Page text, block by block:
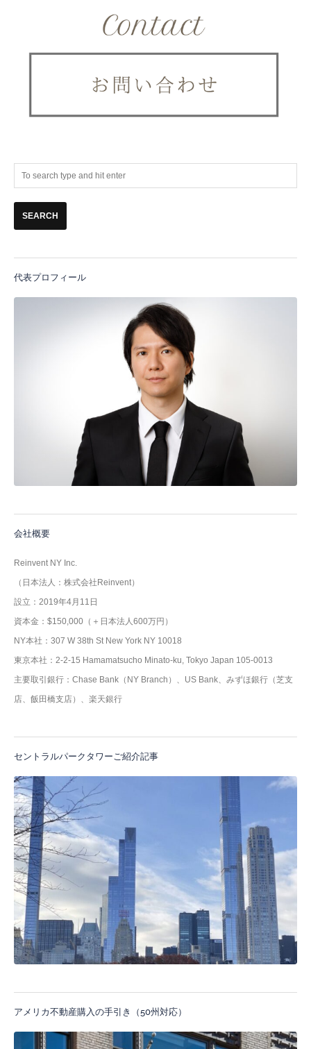
代表プロフィール
会社概要
Reinvent NY Inc.
（日本法人：株式会社Reinvent）
設立：2019年4月11日
資本金：$150,000（＋日本法人600万円）
NY本社：307 W 38th St New York NY 10018
東京本社：2-2-15 Hamamatsucho Minato-ku, Tokyo Japan 105-0013
主要取引銀行：Chase Bank（NY Branch）、US Bank、みずほ銀行（芝支
店、飯田橋支店）、楽天銀行
セントラルパークタワーご紹介記事
アメリカ不動産購入の手引き（50州対応）